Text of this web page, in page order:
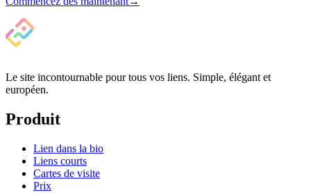
Le site incontournable pour tous vos liens. Simple, élégant et
européen.
Produit
Lien dans la bio
Liens courts
Cartes de visite
Prix